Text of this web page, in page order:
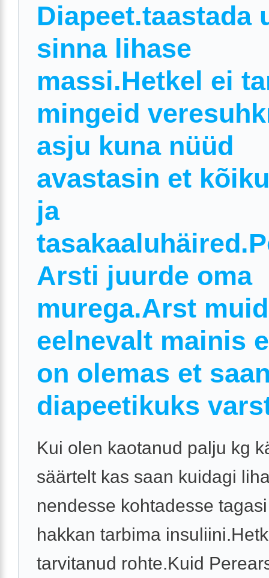
Diapeet.taastada
sinna lihase
massi.Hetkel ei
mingeid
asju kuna nüüd
avastasin et
ja
Arsti juurde oma
murega.Arst
eelnevalt mainis
on olemas et
diapeetikuks
Kui olen kaotanud palju kg
säärtelt kas saan kuidagi
nendesse kohtadesse
hakkan tarbima
tarvitanud rohte.Kuid